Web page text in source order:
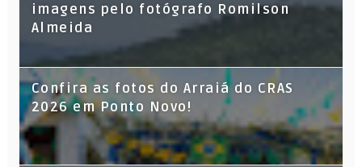
imagens pelo fotógrafo Romilson
Almeida
Confira as fotos do Arraiá do CRAS
2026 em Ponto Novo!